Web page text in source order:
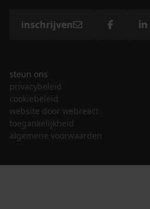
inschrijven
steun ons
privacybeleid
cookiebeleid
website door webreact
toegankelijkheid
algemene voorwaarden